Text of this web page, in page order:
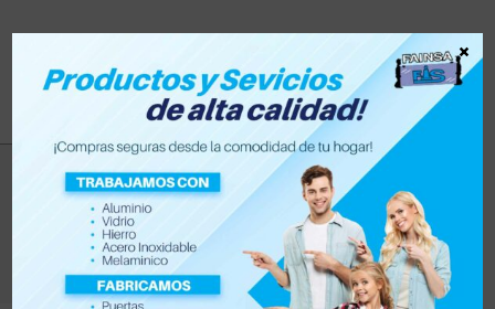
zapatera
Productos > zapatera
×